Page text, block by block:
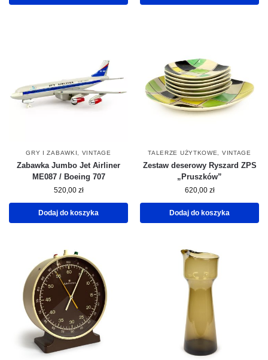
GRY I ZABAWKI VINTAGE
Zabawka Jumbo Jet Airliner
ME087 / Boeing 707
520,00 zł
Dodaj do koszyka
TALERZE UŻYTKOWE VINTAGE
Zestaw deserowy Ryszard ZPS
„Pruszków”
620,00 zł
Dodaj do koszyka